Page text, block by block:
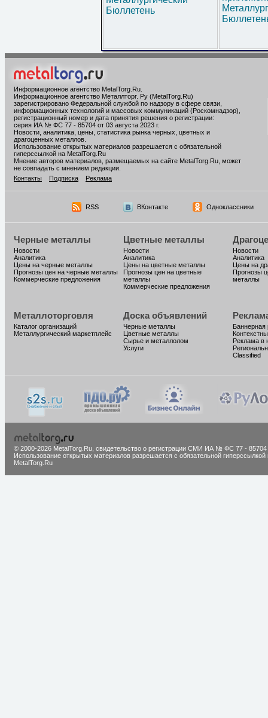
Бюллетень
Информационное агентство MetalTorg.Ru
Информационное агентство Металлторг. Ру (MetalTorg.Ru)
зарегистрировано Федеральной службой по надзору в сфере связи,
информационных технологий и массовых коммуникаций (Роскомнадзор),
регистрационный номер и дата принятия решения о регистрации:
серия ИА № ФС 77 - 85704 от 03 августа 2023 г.
Новости, аналитика, цены, статистика рынка черных, цветных и
драгоценных металлов.
Использование открытых материалов разрешается с обязательной
гиперссылкой на MetalTorg.Ru
Мнение авторов материалов, размещаемых на сайте MetalTorg.Ru, может
не совпадать с мнением редакции.
Контакты
Подписка Реклама
RSS ВКонтакте Одноклассники
Черные металлы
Новости
Аналитика
Цены на черные металлы
Прогнозы цен на черные металлы
Коммерческие предложения
Цветные металлы
Новости
Аналитика
Цены на цветные металлы
Прогнозы цен на цветные
металлы
Коммерческие предложения
Новости
Аналитика
Цены на
Прогнозы
металлы
Металлоторговля
Каталог организаций
Металлургический маркетплейс
Доска объявлений
Черные металлы
Цветные металлы
Сырье и металлолом
Услуги
Баннерная
Реклама в
Classified
© 2000-2026 MetalTorg.Ru, cвидетельство о регистрации СМИ ИА № ФС 77 - 85704
Использование открытых материалов разрешается с обязательной гиперссылкой
MetalTorg.Ru